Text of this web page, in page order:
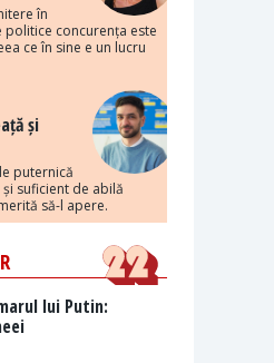
în
concurența este
ce în sine e un lucru
și
puternică
suficient de abilă
să-l apere.
lui Putin: